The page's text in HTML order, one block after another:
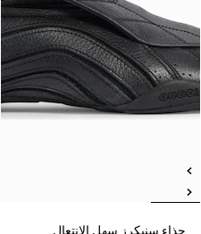
حذاء سنيكرز سهل الانتعال